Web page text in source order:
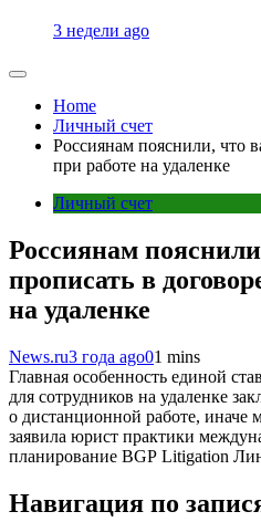
3 недели ago
Home
Личный счет
Россиянам пояснили, что
при работе на удаленке
Личный счет
Россиянам
прописать в
на удаленке
News.ru3 года ago01 mins
Главная особенность единой
для сотрудников на удаленке
о дистанционной работе, иначе
заявила юрист практики
планирование BGP Litigation
Навигация по